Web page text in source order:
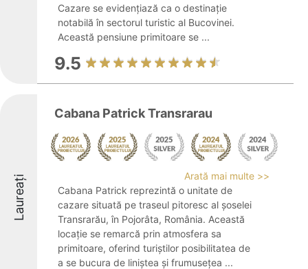
Cazare se evidențiază ca o destinație
notabilă în sectorul turistic al Bucovinei.
Această pensiune primitoare se ...
9.5
Laureați
Cabana Patrick Transrarau
Arată mai multe >>
Cabana Patrick reprezintă o unitate de
cazare situată pe traseul pitoresc al șoselei
Transrarău, în Pojorâta, România. Această
locație se remarcă prin atmosfera sa
primitoare, oferind turiștilor posibilitatea de
a se bucura de liniștea și frumusețea ...